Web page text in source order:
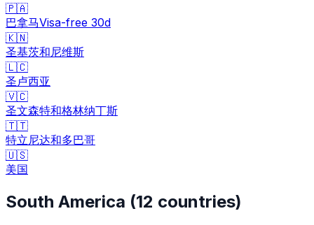
🇵🇦
巴拿马Visa-free 30d
🇰🇳
圣基茨和尼维斯
🇱🇨
圣卢西亚
🇻🇨
圣文森特和格林纳丁斯
🇹🇹
特立尼达和多巴哥
🇺🇸
美国
South America (12 countries)